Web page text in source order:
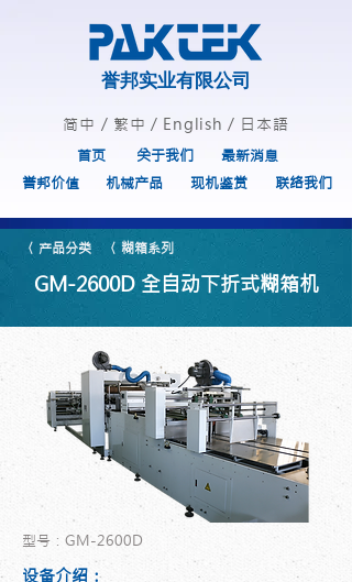
誉邦实业有限公司
简中 / 繁中 / English / 日本語
首页 关于我们
最新消息
誉邦价值
机械产品 现机鉴赏 联络我们
〈 产品分类 〈 糊箱系列
GM-2600D 全自动下折式糊箱机
型号：GM-2600D
设备介绍：